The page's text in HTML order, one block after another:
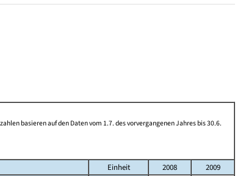
basieren auf den Daten vom 1.7. des vorvergangenen Jahres bis 30.6.
Einheit 2008
2009